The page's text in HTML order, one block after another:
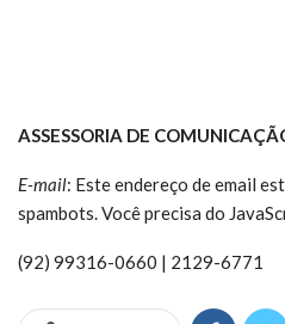
ASSESSORIA DE
E-mail: Este endereço de email
spambots. Você precisa do
(92) 99316-0660 | 2129-6771